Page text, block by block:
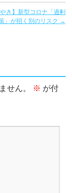
やき】新型コロナ「過剰
」が招く別のリスク →
せん。 ※ が付